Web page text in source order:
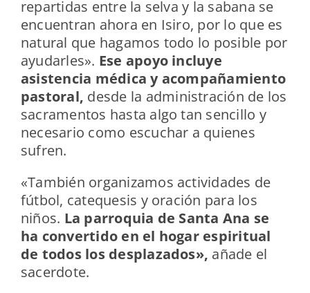
repartidas entre la selva y la sabana se
encuentran ahora en Isiro, por lo que es
natural que hagamos todo lo posible por
ayudarles». Ese apoyo incluye
asistencia médica y acompañamiento
pastoral, desde la administración de los
sacramentos hasta algo tan sencillo y
necesario como escuchar a quienes
sufren.
«También organizamos actividades de
fútbol, catequesis y oración para los
niños. La parroquia de Santa Ana se
ha convertido en el hogar espiritual
de todos los desplazados», añade el
sacerdote.